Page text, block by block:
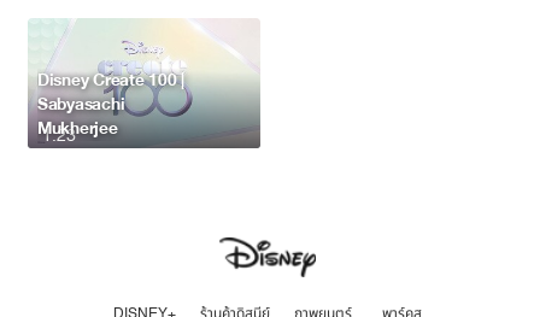
1:23
Disney Create 100 |
Sabyasachi
Mukherjee